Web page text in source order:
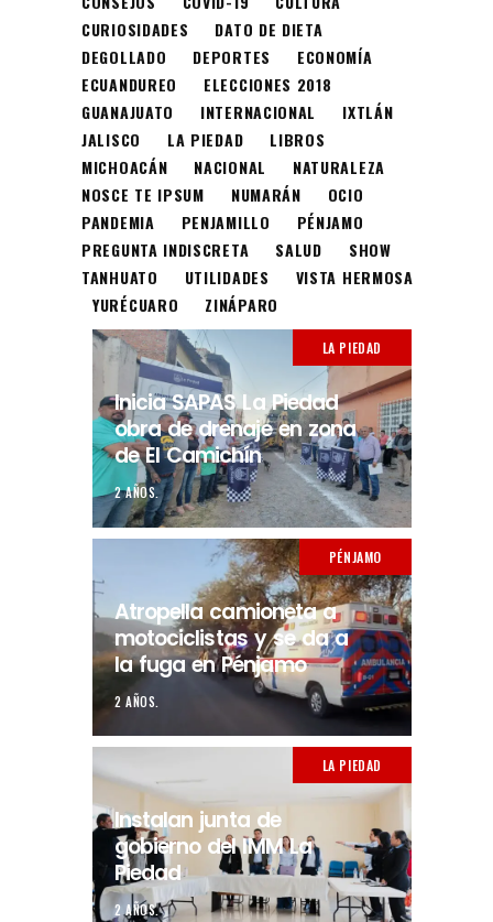
CURIOSIDADES
DATO DE DIETA
DEGOLLADO
DEPORTES
ECONOMÍA
ECUANDUREO
ELECCIONES 2018
GUANAJUATO
INTERNACIONAL
IXTLÁN
JALISCO
LA PIEDAD
LIBROS
MICHOACÁN
NACIONAL
NATURALEZA
NOSCE TE IPSUM
NUMARÁN
OCIO
PANDEMIA
PENJAMILLO
PÉNJAMO
PREGUNTA INDISCRETA
SALUD
SHOW
TANHUATO
UTILIDADES
VISTA HERMOSA
YURÉCUARO
ZINÁPARO
LA PIEDAD
Inicia SAPAS La Piedad
obra de drenaje en zona
de El Camichín
2 AÑOS.
PÉNJAMO
Atropella camioneta a
motociclistas y se da a
la fuga en Pénjamo
2 AÑOS.
LA PIEDAD
Instalan junta de
gobierno del IMM La
Piedad
2 AÑOS.